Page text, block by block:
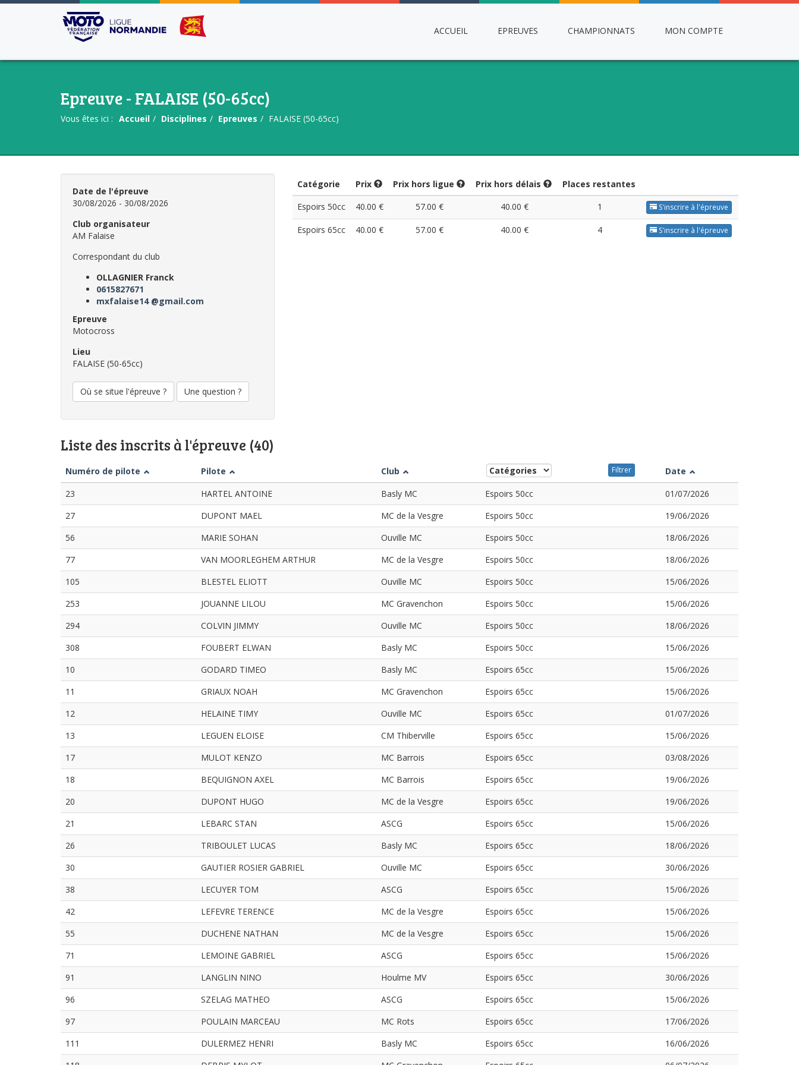
ACCUEIL EPREUVES CHAMPIONNATS MON COMPTE
Epreuve - FALAISE (50-65cc)
Vous êtes ici : Accueil Disciplines Epreuves FALAISE (50-65cc)
Date de l'épreuve
30/08/2026 - 30/08/2026
Club organisateur
AM Falaise
Correspondant du club
OLLAGNIER Franck
0615827671
mxfalaise14 @gmail.com
Epreuve
Motocross
Lieu
FALAISE (50-65cc)
Où se situe l'épreuve ? Une question ?
Catégorie Prix Prix hors ligue Prix hors délais
Places restantes
Espoirs 50cc
40.00 € 57.00 € 40.00 € 1 S'inscrire à l'épreuve
Espoirs 65cc 40.00 € 57.00 € 40.00 € 4 S'inscrire à l'épreuve
Liste des inscrits à l'épreuve (40)
Numéro de pilote Pilote Club Filtrer
Date
23
HARTEL ANTOINE Basly MC Espoirs 50cc
01/07/2026
27
DUPONT MAEL MC de la Vesgre Espoirs 50cc
19/06/2026
56
MARIE SOHAN Ouville MC Espoirs 50cc
18/06/2026
77
VAN MOORLEGHEM ARTHUR MC de la Vesgre Espoirs 50cc
18/06/2026
105
BLESTEL ELIOTT Ouville MC Espoirs 50cc
15/06/2026
253
JOUANNE LILOU MC Gravenchon Espoirs 50cc
15/06/2026
294
COLVIN JIMMY Ouville MC Espoirs 50cc
18/06/2026
308
FOUBERT ELWAN Basly MC Espoirs 50cc
15/06/2026
10
GODARD TIMEO Basly MC Espoirs 65cc
15/06/2026
11
GRIAUX NOAH MC Gravenchon Espoirs 65cc
15/06/2026
12
HELAINE TIMY Ouville MC Espoirs 65cc
01/07/2026
13
LEGUEN ELOISE CM Thiberville Espoirs 65cc
15/06/2026
17
MULOT KENZO MC Barrois Espoirs 65cc
03/08/2026
18
BEQUIGNON AXEL MC Barrois Espoirs 65cc
19/06/2026
20
DUPONT HUGO MC de la Vesgre Espoirs 65cc
19/06/2026
21
LEBARC STAN ASCG Espoirs 65cc
15/06/2026
26
TRIBOULET LUCAS Basly MC Espoirs 65cc
18/06/2026
30
GAUTIER ROSIER GABRIEL Ouville MC Espoirs 65cc
30/06/2026
38
LECUYER TOM ASCG Espoirs 65cc
15/06/2026
42
LEFEVRE TERENCE MC de la Vesgre Espoirs 65cc
15/06/2026
55
DUCHENE NATHAN MC de la Vesgre Espoirs 65cc
15/06/2026
71
LEMOINE GABRIEL ASCG Espoirs 65cc
15/06/2026
91
LANGLIN NINO Houlme MV Espoirs 65cc
30/06/2026
96
SZELAG MATHEO ASCG Espoirs 65cc
15/06/2026
97
POULAIN MARCEAU MC Rots Espoirs 65cc
17/06/2026
111
DULERMEZ HENRI Basly MC Espoirs 65cc
16/06/2026